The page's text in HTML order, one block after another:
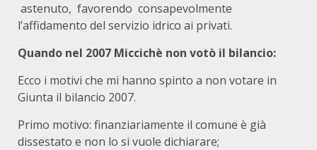
astenuto, favorendo consapevolmente
l’affidamento del servizio idrico ai privati.
Quando nel 2007 Miccichè non votò il bilancio:
Ecco i motivi che mi hanno spinto a non votare in
Giunta il bilancio 2007.
Primo motivo: finanziariamente il comune è già
dissestato e non lo si vuole dichiarare;